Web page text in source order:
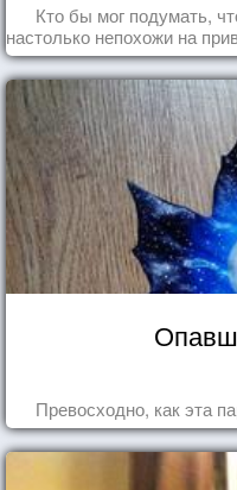
Кто бы мог подумать,
настолько непохожи на
что кажутся и
Превосходно, как эта